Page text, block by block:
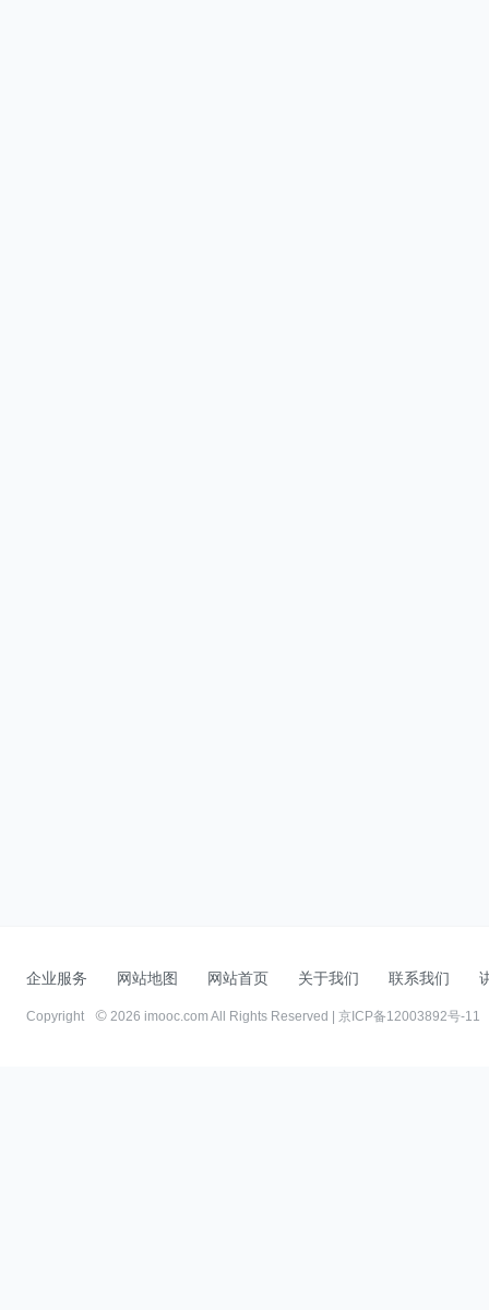
企业服务 网站地图 网站首页 关于我们 联系我们
Copyright 2026 imooc.com All Rights Reserved | 京ICP备12003892号-11